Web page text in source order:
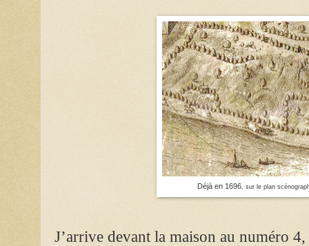
Déjà en 1696 , sur le plan
J’arrive devant la maison au numéro 4,